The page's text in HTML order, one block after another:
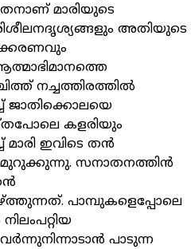
മാരിയുടെ
അതിയുടെ
നച്ചത്തിരത്തില്‍
ജാതിക്കൊലയെ
കളരിയും
ഇവിടെ തന്‍
മുറുക്കുന്നു. സനാതനത്തിന്‍
പാമ്പുകളെപ്പോലെ
പാടുന്ന